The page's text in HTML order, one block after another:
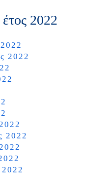
2022
2022
2022
2022